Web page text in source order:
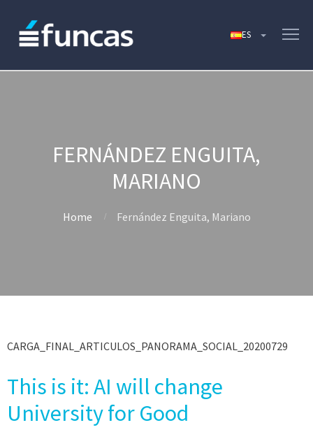
FERNÁNDEZ ENGUITA,
MARIANO
Home Fernández Enguita, Mariano
CARGA_FINAL_ARTICULOS_PANORAMA_SOCIAL_20200729
This is it: AI will change
University for Good